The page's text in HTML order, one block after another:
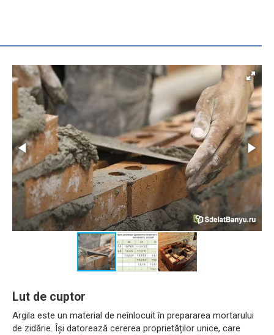
Lut de cuptor
Argila este un material de neînlocuit în prepararea mortarului
de zidărie. Își datorează cererea proprietăților unice, care